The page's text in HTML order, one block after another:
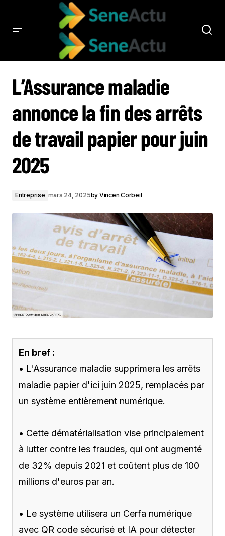
L’Assurance maladie
annonce la fin des arrêts
de travail papier pour juin
2025
Entreprise mars 24, 2025by Vincen Corbeil
En bref :
• L'Assurance maladie supprimera les arrêts
maladie papier d'ici juin 2025, remplacés par
un système entièrement numérique.
• Cette dématérialisation vise principalement
à lutter contre les fraudes, qui ont augmenté
de 32% depuis 2021 et coûtent plus de 100
millions d'euros par an.
• Le système utilisera un Cerfa numérique
avec QR code sécurisé et IA pour détecter